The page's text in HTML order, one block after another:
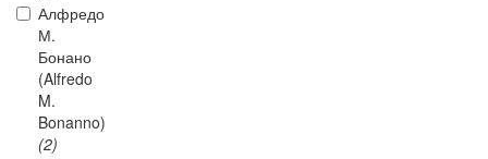
Алфредо
М.
Бонано
(Alfredo
M.
Bonanno)
(2)